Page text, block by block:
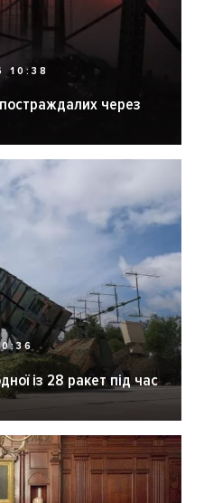
10:38
постраждалих через
із 28 ракет під час